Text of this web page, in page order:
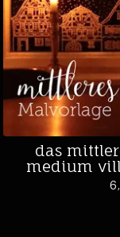
das
medium